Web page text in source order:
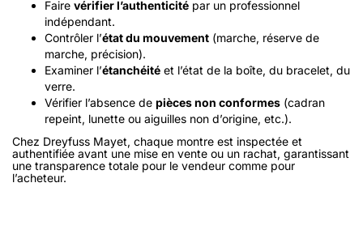
Faire vérifier l’authenticité par un professionnel
indépendant.
Contrôler l’état du mouvement (marche, réserve de
marche, précision).
Examiner l’étanchéité et l’état de la boîte, du bracelet, du
verre.
Vérifier l’absence de pièces non conformes (cadran
repeint, lunette ou aiguilles non d’origine, etc.).
Chez Dreyfuss Mayet, chaque montre est inspectée et
authentifiée avant une mise en vente ou un rachat, garantissant
une transparence totale pour le vendeur comme pour
l’acheteur.